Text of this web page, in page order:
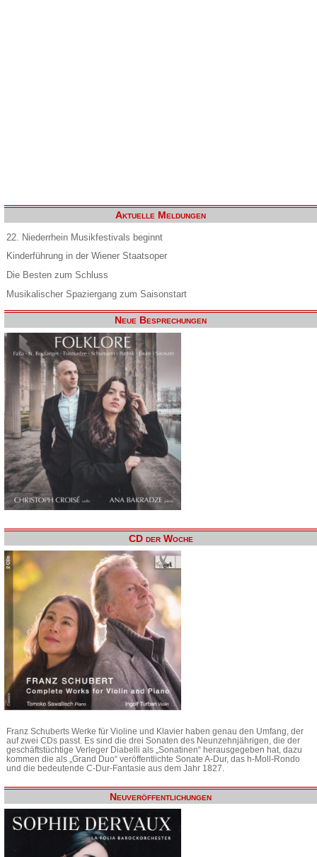
Aktuelle Meldungen
22. Niederrhein Musikfestivals beginnt
Kinderführung in der Wiener Staatsoper
Die Besten zum Schluss
Musikalischer Spaziergang zum Saisonstart
Neue Besprechungen
CD der Woche
Franz Schuberts Werke für Violine und Klavier haben genau den Umfang, der
auf zwei CDs passt. Es sind die drei Sonaten des Neunzehnjährigen, die der
geschäftstüchtige Verleger Diabelli als „Sonatinen“ herausgegeben hat, dazu
kommen die als „Grand Duo“ veröffentlichte Sonate A-Dur, das h-Moll-Rondo
und die bedeutende C-Dur-Fantasie aus dem Jahr 1827.
Neuveröffentlichungen